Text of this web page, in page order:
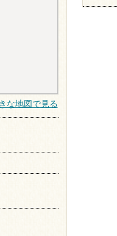
な地図で見る